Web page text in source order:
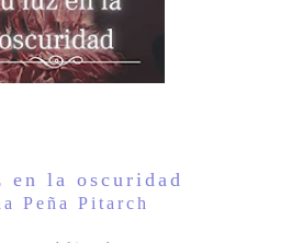
en la oscuridad
Peña Pitarch